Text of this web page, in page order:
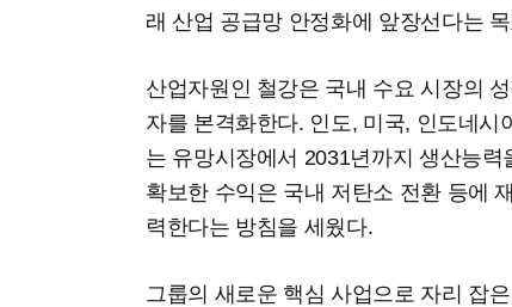
래 산업 공급망 안정화에 앞장선다는
산업자원인 철강은 국내 수요 시장의
자를 본격화한다. 인도, 미국, 인도네시
는 유망시장에서 2031년까지 생산능
확보한 수익은 국내 저탄소 전환 등에
력한다는 방침을 세웠다.
그룹의 새로운 핵심 사업으로 자리 잡